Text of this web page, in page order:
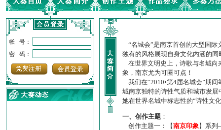
帐 号：
密 码：
“名城会”是南京首创的大型国际
独有的风格展现自身文化内涵的
在世界文明史上，诗歌与名城向
象，南京尤为可圈可点！
我们在“2010•第4届名城会”期
城南京独特的诗性气质和城市发
她在世界名城中标志性的“诗性文
一、创作主题 ：
创作主题一：【南京印象】系